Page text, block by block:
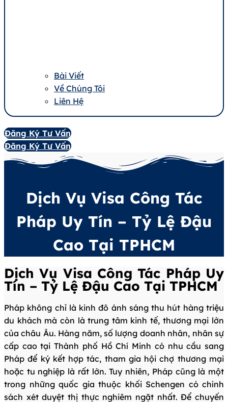
Bài Viết
Về Chúng Tôi
Liên Hệ
Đăng Ký Tư Vấn
Đăng Ký Tư Vấn
Dịch Vụ Visa Công Tác
Pháp Uy Tín – Tỷ Lệ Đậu
Cao Tại TPHCM
Dịch Vụ Visa Công Tác Pháp Uy
Tín – Tỷ Lệ Đậu Cao Tại TPHCM
Pháp không chỉ là kinh đô ánh sáng thu hút hàng triệu
du khách mà còn là trung tâm kinh tế, thương mại lớn
của châu Âu. Hàng năm, số lượng doanh nhân, nhân sự
cấp cao tại Thành phố Hồ Chí Minh có nhu cầu sang
Pháp để ký kết hợp tác, tham gia hội chợ thương mại
hoặc tu nghiệp là rất lớn. Tuy nhiên, Pháp cũng là một
trong những quốc gia thuộc khối Schengen có chính
sách xét duyệt thị thực nghiêm ngặt nhất. Để chuyến